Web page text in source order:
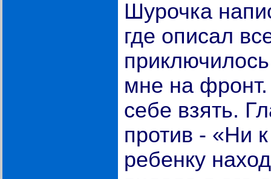
Шурочка
где описал
мне на
себе взять.
против - «Ни
ребенку